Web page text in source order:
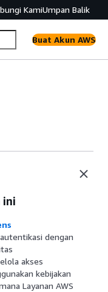
KamiUmpan Balik
Buat Akun AWS
ini
dengan
akses
kebijakan
Layanan AWS